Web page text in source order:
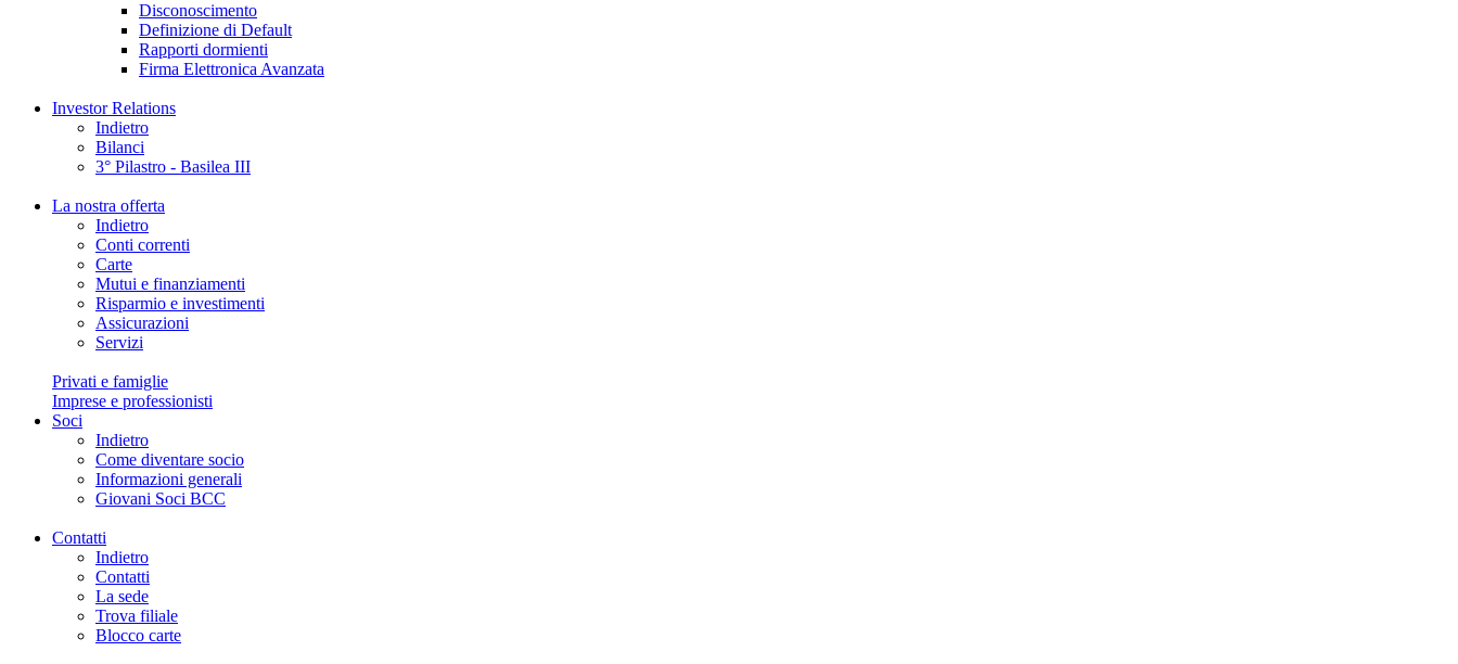
Disconoscimento
Definizione di Default
Rapporti dormienti
Firma Elettronica Avanzata
Investor Relations
Indietro
Bilanci
3° Pilastro - Basilea III
La nostra offerta
Indietro
Conti correnti
Carte
Mutui e finanziamenti
Risparmio e investimenti
Assicurazioni
Servizi
Privati e famiglie
Imprese e professionisti
Soci
Indietro
Come diventare socio
Informazioni generali
Giovani Soci BCC
Contatti
Indietro
Contatti
La sede
Trova filiale
Blocco carte